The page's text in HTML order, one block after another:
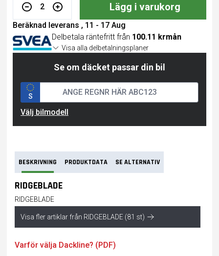
2 Lägg i varukorg
Beräknad leverans , 11 - 17 Aug
Delbetala räntefritt från 100.11 krmån
Visa alla delbetalningsplaner
Se om däcket passar din bil
S
Välj bilmodell
BESKRIVNING PRODUKTDATA SE ALTERNATIV
RIDGEBLADE
RIDGEBLADE
Visa fler artiklar från RIDGEBLADE (81 st)
Varför välja Dackline? (PDF)